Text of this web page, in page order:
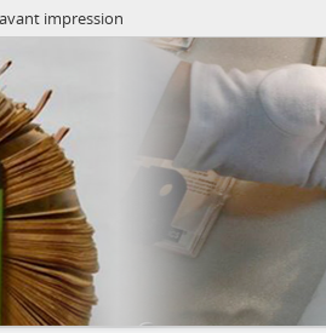
impression